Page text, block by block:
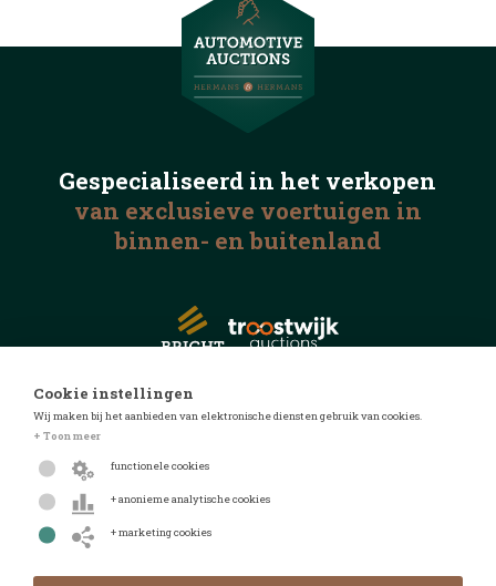
Gespecialiseerd in het verkopen
van exclusieve voertuigen in
binnen- en buitenland
© 2026 Automotive Auctions
Privacyverklaring
Cookie instellingen
Wij maken bij het aanbieden van elektronische diensten gebruik van cookies.
+ Toon meer
functionele cookies
+ anonieme analytische cookies
+ marketing cookies